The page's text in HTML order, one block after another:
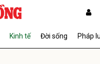
Kinh tế Đời sống Pháp